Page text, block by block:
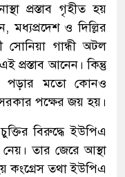
প্রস্তাব গৃহীত হয়
মধ্যপ্রদেশ ও দিল্লির
সোনিয়া গান্ধী অটল
প্রস্তাব আনেন। কিন্তু
পড়ার মতো কোনও
সরকার পক্ষের জয় হয়।
বিরুদ্ধে ইউপিএ
তার জেরে আস্থা
কংগ্রেস তথা ইউপিএ